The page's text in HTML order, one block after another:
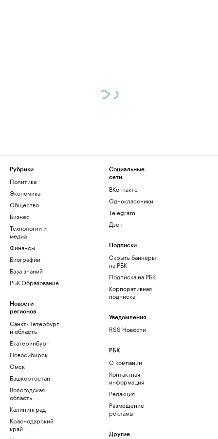
Рубрики
Политика
Экономика
Общество
Бизнес
Технологии и
медиа
Финансы
Биографии
База знаний
РБК Образование
Новости
регионов
Санкт-Петербург
и область
Екатеринбург
Новосибирск
Омск
Башкортостан
Вологодская
область
Калининград
Краснодарский
край
Социальные
сети
ВКонтакте
Одноклассники
Telegram
Дзен
Подписки
Скрыть баннеры
на РБК
Подписка на РБК
Корпоративная
подписка
Уведомления
RSS Новости
РБК
О компании
Контактная
информация
Редакция
Размещение
рекламы
Другие